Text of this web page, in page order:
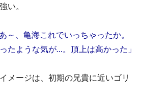
い。
～、亀海これでいっちゃったか。
たような気が…。頂上は高かった」
メージは、初期の兄貴に近いゴリ